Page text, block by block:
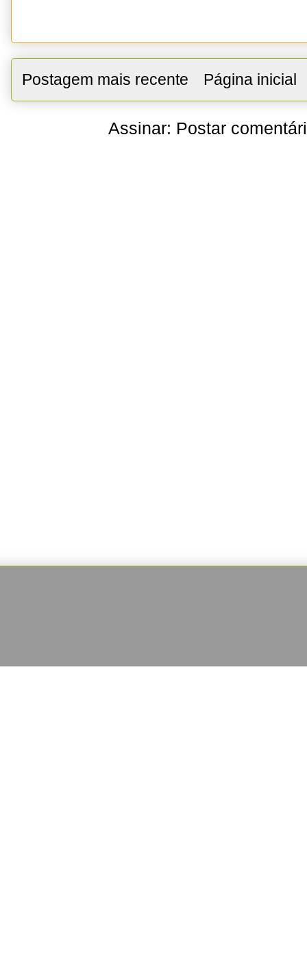
Postagem mais recente Página inicial
Assinar: Postar